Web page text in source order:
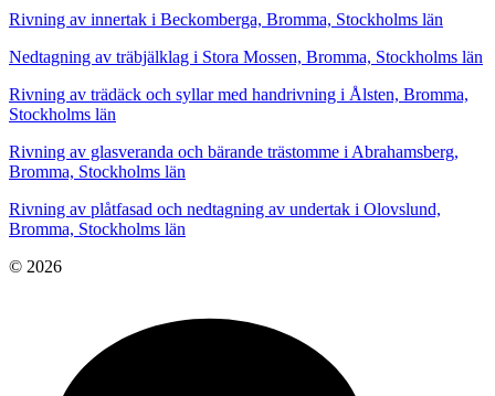
Rivning av innertak i Beckomberga, Bromma, Stockholms län
Nedtagning av träbjälklag i Stora Mossen, Bromma, Stockholms län
Rivning av trädäck och syllar med handrivning i Ålsten, Bromma,
Stockholms län
Rivning av glasveranda och bärande trästomme i Abrahamsberg,
Bromma, Stockholms län
Rivning av plåtfasad och nedtagning av undertak i Olovslund,
Bromma, Stockholms län
© 2026